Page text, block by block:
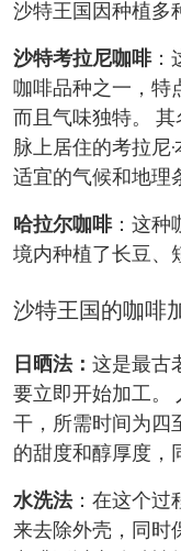
沙特王国因种植多
沙特考拉尼咖啡：
咖啡品种之一，特
而且气味独特。
脉上居住的考拉尼
适宜的气候和地理
哈拉尔咖啡：这种
境内种植了长豆、
沙特王国的咖啡
日晒法： 这是最古
要立即开始加工。
干，所需时间为四
的甜度和醇厚度，
水洗法：在这个过
来去除外壳，同时